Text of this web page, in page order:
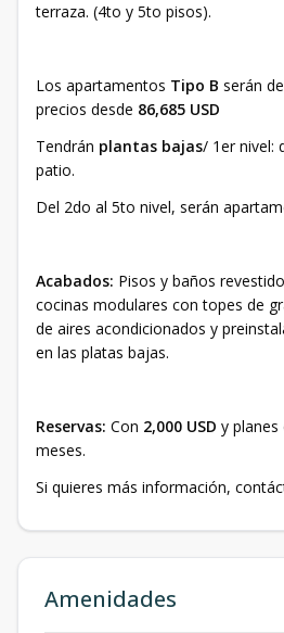
terraza. (4to y 5to pisos).
Los apartamentos Tipo B serán de
precios desde 86,685 USD
Tendrán plantas bajas/ 1er nivel:
patio.
Del 2do al 5to nivel, serán
Acabados: Pisos y baños
cocinas modulares con topes de
de aires acondicionados y
en las platas bajas.
Reservas: Con 2,000 USD y planes
meses.
Si quieres más información,
Amenidades